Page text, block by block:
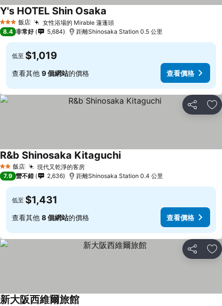
3 星級 飯店 女性浴場的 Mirable 蓮蓬頭查看價格
Y's HOTEL Shin Osaka
8.4 非常好 5,684 距離Shinosaka Station 0.5 公里
低至 $1,019
查看其他 9 個網站的價格 查看價格
分享 加
2 星級飯店 現代又乾淨的客房查看價格
R&b Shinosaka Kitaguchi查看價格
7.9 蠻不錯 2,636 距離Shinosaka Station 0.4 公里
低至 $1,431
查看其他 8 個網站的價格 查看價格
分享 加
新大阪西維爾旅館